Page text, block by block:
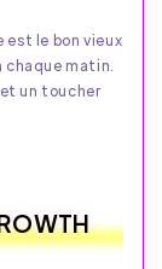
est le bon vieux
matin.
un toucher